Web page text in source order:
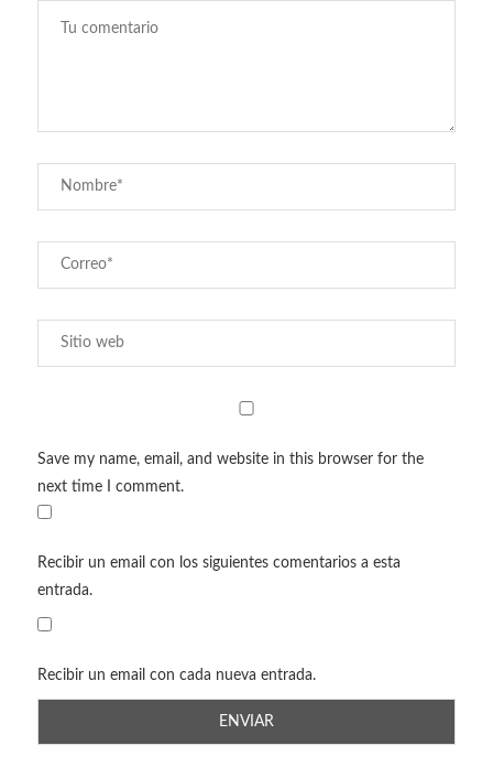
Save my name, email, and website in this browser for the
next time I comment.
Recibir un email con los siguientes comentarios a esta
entrada.
Recibir un email con cada nueva entrada.